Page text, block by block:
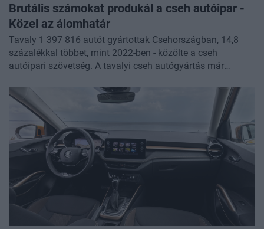
Brutális számokat produkál a cseh autóipar -
Közel az álomhatár
Tavaly 1 397 816 autót gyártottak Csehországban, 14,8
százalékkal többet, mint 2022-ben - közölte a cseh
autóipari szövetség. A tavalyi cseh autógyártás már
jegyzi meg a közlemény.